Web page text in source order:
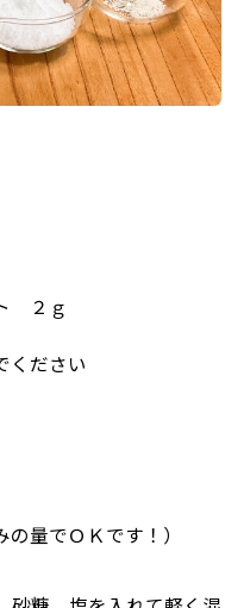
２ｇ
ださい
量でＯＫです！）